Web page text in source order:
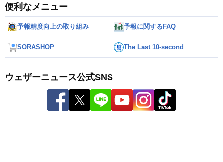
便利なメニュー
予報精度向上の取り組み 予報に関するFAQ
SORASHOP The Last 10-second
ウェザーニュース公式SNS